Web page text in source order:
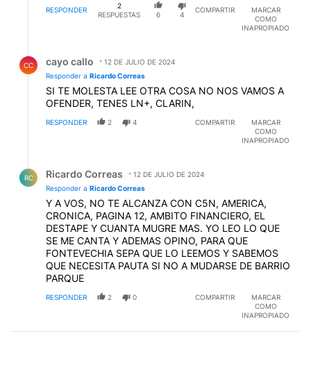
RESPONDER
2
RESPUESTAS
6 4
COMPARTIR
MARCAR
COMO
INAPROPIADO
CC cayo callo
12 DE JULIO DE 2024
Responder a Ricardo Correas
SI TE MOLESTA LEE OTRA COSA NO NOS VAMOS A
OFENDER, TENES LN+, CLARIN,
RESPONDER 2 4 COMPARTIR
MARCAR
COMO
INAPROPIADO
RC Ricardo Correas
12 DE JULIO DE 2024
Responder a Ricardo Correas
Y A VOS, NO TE ALCANZA CON C5N, AMERICA,
CRONICA, PAGINA 12, AMBITO FINANCIERO, EL
DESTAPE Y CUANTA MUGRE MAS. YO LEO LO QUE
SE ME CANTA Y ADEMAS OPINO, PARA QUE
FONTEVECHIA SEPA QUE LO LEEMOS Y SABEMOS
QUE NECESITA PAUTA SI NO A MUDARSE DE BARRIO
PARQUE
RESPONDER 2 0 COMPARTIR
MARCAR
COMO
INAPROPIADO